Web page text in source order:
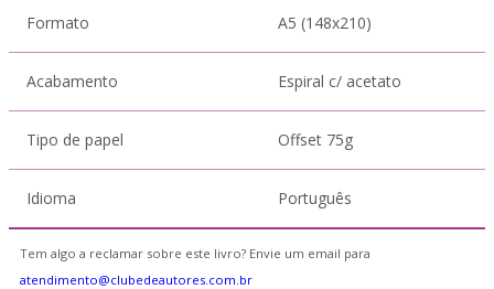
Formato A5 (148x210)
Acabamento Espiral c/ acetato
Tipo de papel Offset 75g
Idioma Português
Tem algo a reclamar sobre este livro? Envie um email para
atendimento@clubedeautores.com.br